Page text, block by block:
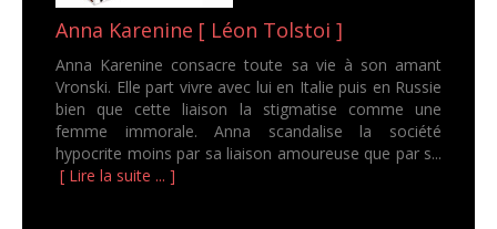
Anna Karenine [ Léon Tolstoi ]
Anna Karenine consacre toute sa vie à son amant
Vronski. Elle part vivre avec lui en Italie puis en Russie
bien que cette liaison la stigmatise comme une
femme immorale. Anna scandalise la société
hypocrite moins par sa liaison amoureuse que par s...
[ Lire la suite ... ]